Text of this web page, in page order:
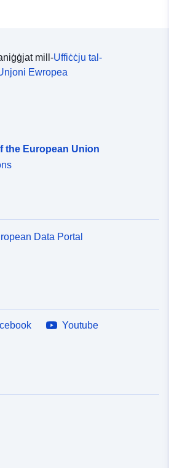
https://registry.gdi-
de.org/id/de.bb.metadata/
mill-Uffiċċju tal-
Ewropea
the European Union
Data Portal
Youtube